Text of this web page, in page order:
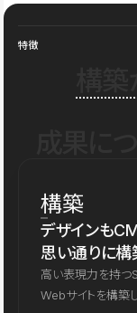
特徴
構築
デザインも
思い通りに構
高い表現力を持つ
Webサイトを構築し